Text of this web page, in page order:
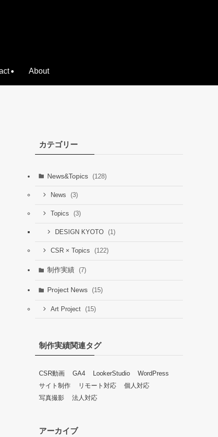
About
カテゴリー
News&Topics (128)
News (3)
Topics (3)
DESIGN KYOTO (1)
CSR × Topics (122)
制作実績 (7)
Project News (15)
Art Project (15)
制作実績関連タグ
CSR動画 GA4 LookerStudio
WordPress
サイト制作
リモート対応
個人対応
写真撮影
法人対応
アーカイブ